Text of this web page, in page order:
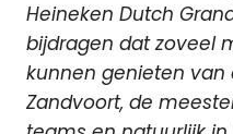
Heineken Dutch
bijdragen dat zoveel
kunnen genieten van
Zandvoort, de